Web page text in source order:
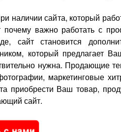
наличии сайта, который
почему важно работать с
сайт становится
который предлагает
нужна. Продающие
маркетинговые
приобрести Ваш товар,
сайт.